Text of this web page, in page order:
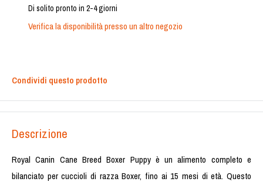
Di solito pronto in 2-4 giorni
Verifica la disponibilità presso un altro negozio
Condividi questo prodotto
Descrizione
Royal Canin Cane Breed Boxer Puppy è un alimento completo e
bilanciato per cuccioli di razza Boxer, fino ai 15 mesi di età. Questo